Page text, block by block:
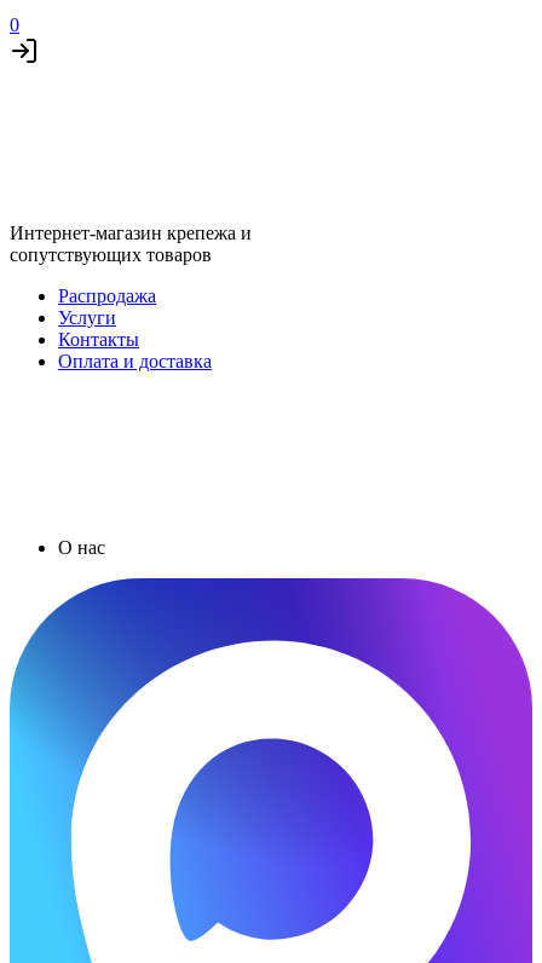
0
Интернет-магазин крепежа и
сопутствующих товаров
Распродажа
Услуги
Контакты
Оплата и доставка
О нас